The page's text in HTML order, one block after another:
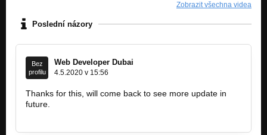
Zobrazit všechna videa
Poslední názory
Bez
profilu
Web Developer Dubai
4.5.2020 v 15:56
Thanks for this, will come back to see more update in
future.